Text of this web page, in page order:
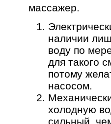
массажер.
наличии
воду по
для такого
потому
насосом.
холодную
сильный,